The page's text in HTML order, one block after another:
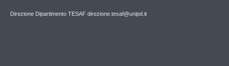
Direzione Dipartimento TESAF direzione.tesaf@unipd.it